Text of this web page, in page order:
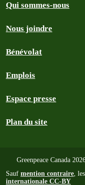
Qui sommes-nous
Nous joindre
Bénévolat
Emplois
Espace presse
Plan du site
Greenpeace Canada
Sauf mention contraire,
internationale CC-BY